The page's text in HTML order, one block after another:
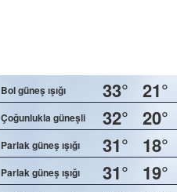
Bol güneş ışığı 33° 21°
Çoğunlukla güneşli 32° 20°
Parlak güneş ışığı 31° 18°
Parlak güneş ışığı 31° 19°